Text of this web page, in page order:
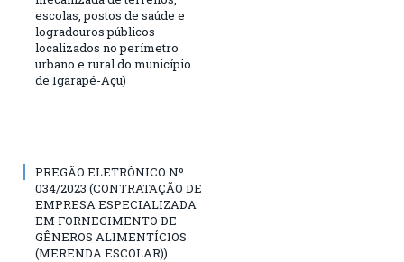
escolas, postos de saúde e
logradouros públicos
localizados no perímetro
urbano e rural do município
de Igarapé-Açu)
PREGÃO ELETRÔNICO Nº
034/2023 (CONTRATAÇÃO DE
EMPRESA ESPECIALIZADA
EM FORNECIMENTO DE
GÊNEROS ALIMENTÍCIOS
(MERENDA ESCOLAR))